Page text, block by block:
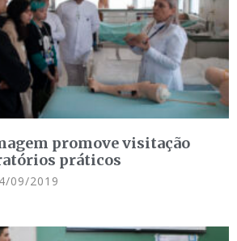
promove visitação
práticos
09/2019